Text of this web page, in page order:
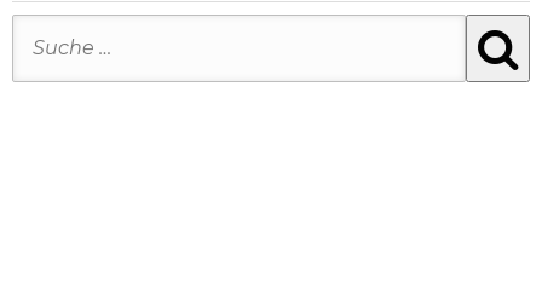
1.1.2025 zu weiteren Änderungen. Durch das unlängst
beschlossene Telearbeitsgesetz kommt es …
Suche nach: